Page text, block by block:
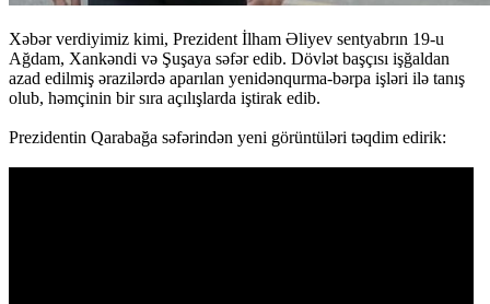
Xəbər verdiyimiz kimi, Prezident İlham Əliyev sentyabrın 19-u
Ağdam, Xankəndi və Şuşaya səfər edib. Dövlət başçısı işğaldan
azad edilmiş ərazilərdə aparılan yenidənqurma-bərpa işləri ilə tanış
olub, həmçinin bir sıra açılışlarda iştirak edib.
Prezidentin Qarabağa səfərindən yeni görüntüləri təqdim edirik: